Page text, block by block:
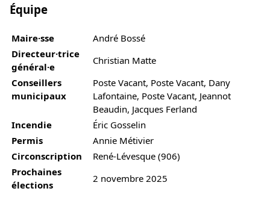
Équipe
Maire·sse
André Bossé
Directeur·trice
général·e
Christian Matte
Conseillers
municipaux
Poste Vacant, Poste Vacant, Dany
Lafontaine, Poste Vacant, Jeannot
Beaudin, Jacques Ferland
Incendie
Éric Gosselin
Permis
Annie Métivier
Circonscription
René-Lévesque (906)
Prochaines
élections
2 novembre 2025